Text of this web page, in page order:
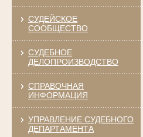
СУДЕЙСКОЕ
СООБЩЕСТВО
СУДЕБНОЕ
ДЕЛОПРОИЗВОДСТВО
СПРАВОЧНАЯ
ИНФОРМАЦИЯ
УПРАВЛЕНИЕ СУДЕБНОГО
ДЕПАРТАМЕНТА